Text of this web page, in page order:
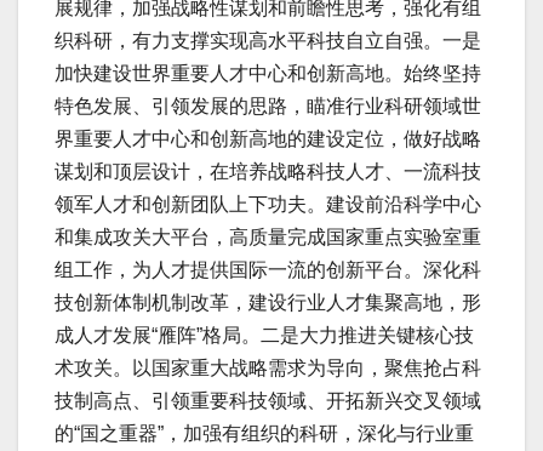
展规律，加强战略性谋划和前瞻性思考，强化有组
织科研，有力支撑实现高水平科技自立自强。一是
加快建设世界重要人才中心和创新高地。始终坚持
特色发展、引领发展的思路，瞄准行业科研领域世
界重要人才中心和创新高地的建设定位，做好战略
谋划和顶层设计，在培养战略科技人才、一流科技
领军人才和创新团队上下功夫。建设前沿科学中心
和集成攻关大平台，高质量完成国家重点实验室重
组工作，为人才提供国际一流的创新平台。深化科
技创新体制机制改革，建设行业人才集聚高地，形
成人才发展“雁阵”格局。二是大力推进关键核心技
术攻关。以国家重大战略需求为导向，聚焦抢占科
技制高点、引领重要科技领域、开拓新兴交叉领域
的“国之重器”，加强有组织的科研，深化与行业重